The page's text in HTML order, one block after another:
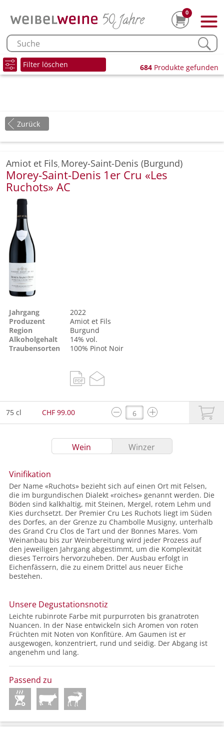
0
Filter löschen 684 Produkte gefunden
Zurück
Amiot et Fils, Morey-Saint-Denis (Burgund)
Morey-Saint-Denis 1er Cru «Les
Ruchots» AC
Jahrgang
2022
Produzent
Amiot et Fils
Region
Burgund
Alkoholgehalt
14% vol.
Traubensorten
100% Pinot Noir
75 cl CHF 99.00
Wein Winzer
Vinifikation
Der Name «Ruchots» bezieht sich auf einen Ort mit Felsen,
die im burgundischen Dialekt «roiches» genannt werden. Die
Böden sind kalkhaltig, mit Steinen, Mergel, rotem Lehm und
Kies durchsetzt. Der Premier Cru Les Ruchots liegt im Süden
des Dorfes, an der Grenze zu Chambolle Musigny, unterhalb
des Grand Cru Clos de Tart und der Bonnes Mares. Vom
Weinanbau bis zur Weinbereitung wird jeder Prozess auf
den jeweiligen Jahrgang abgestimmt, um die Komplexität
dieses Terroirs hervorzuheben. Der Ausbau erfolgt in
Eichenfässern, die zu einem Drittel aus neuer Eiche
bestehen.
Unsere Degustationsnotiz
Leichte rubinrote Farbe mit purpurroten bis granatroten
Nuancen. In der Nase entwickeln sich Aromen von roten
Früchten mit Noten von Konfitüre. Am Gaumen ist er
ausgewogen, konzentriert, rund und seidig. Der Abgang ist
angenehm und lang.
Passend zu